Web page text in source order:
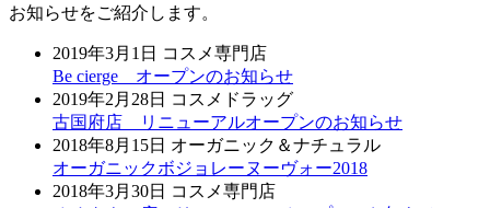
お知らせをご紹介します。
2019年3月1日 コスメ専門店
Be cierge オープンのお知らせ
2019年2月28日 コスメドラッグ
古国府店 リニューアルオープンのお知らせ
2018年8月15日 オーガニック＆ナチュラル
オーガニックボジョレーヌーヴォー2018
2018年3月30日 コスメ専門店